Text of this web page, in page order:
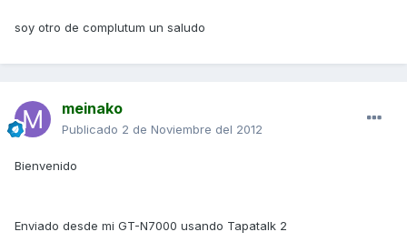
soy otro de complutum un saludo
meinako
Publicado 2 de Noviembre del 2012
Bienvenido
Enviado desde mi GT-N7000 usando Tapatalk 2